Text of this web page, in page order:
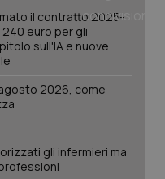
il contratto 2025-
euro per gli
sull'IA e nuove
2026, come
gli infermieri ma
PHP.net
www.quotidianosanita.it